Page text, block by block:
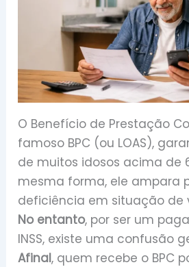
O Benefício de Prestação
famoso BPC (ou LOAS),
de muitos idosos acima de
mesma forma, ele ampara
deficiência em situação de
No entanto, por ser um
INSS, existe uma confusão
Afinal, quem recebe o BPC